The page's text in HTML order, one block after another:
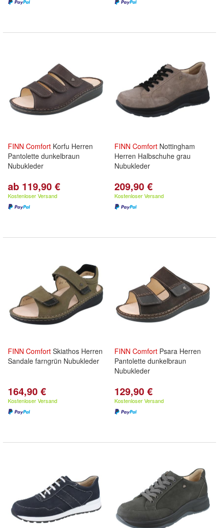
FINN Comfort Korfu Herren
Pantolette dunkelbraun
Nubukleder
ab 119,90 €
Kostenloser Versand
FINN Comfort Nottingham
Herren Halbschuhe grau
Nubukleder
209,90 €
Kostenloser Versand
FINN Comfort Skiathos Herren
Sandale farngrün Nubukleder
164,90 €
Kostenloser Versand
FINN Comfort Psara Herren
Pantolette dunkelbraun
Nubukleder
129,90 €
Kostenloser Versand